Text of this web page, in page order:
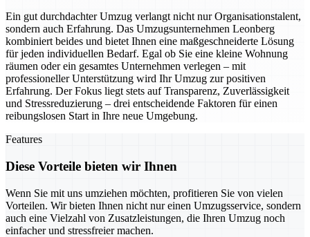
Ein gut durchdachter Umzug verlangt nicht nur Organisationstalent,
sondern auch Erfahrung. Das Umzugsunternehmen Leonberg
kombiniert beides und bietet Ihnen eine maßgeschneiderte Lösung
für jeden individuellen Bedarf. Egal ob Sie eine kleine Wohnung
räumen oder ein gesamtes Unternehmen verlegen – mit
professioneller Unterstützung wird Ihr Umzug zur positiven
Erfahrung. Der Fokus liegt stets auf Transparenz, Zuverlässigkeit
und Stressreduzierung – drei entscheidende Faktoren für einen
reibungslosen Start in Ihre neue Umgebung.
Features
Diese Vorteile bieten wir Ihnen
Wenn Sie mit uns umziehen möchten, profitieren Sie von vielen
Vorteilen. Wir bieten Ihnen nicht nur einen Umzugsservice, sondern
auch eine Vielzahl von Zusatzleistungen, die Ihren Umzug noch
einfacher und stressfreier machen.